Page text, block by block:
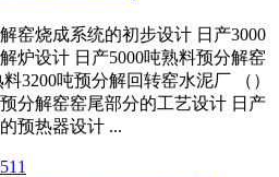
窑烧成系统的初步设计 日产3000
炉设计 日产5000吨熟料预分解窑
3200吨预分解回转窑水泥厂 （）
分解窑窑尾部分的工艺设计 日产
预热器设计 ...